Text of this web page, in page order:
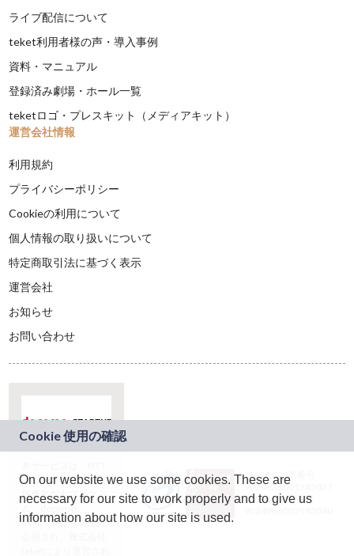
ライブ配信について
teket利用者様の声・導入事例
資料・マニュアル
登録済み劇場・ホール一覧
teketロゴ・プレスキット（メディアキット）
運営会社情報
利用規約
プライバシーポリシー
Cookieの利用について
個人情報の取り扱いについて
特定商取引法に基づく表示
運営会社
お知らせ
お問い合わせ
ドコモグループの新
規事業創出プログラ
ム「docomo
STARTUP」を通じて
JASRAC許諾番号：
9024936001Y45037
JASRAC許諾番号：
On our website we use some cookies. These are
necessary for our site to work properly and to give us
information about how our site is used.